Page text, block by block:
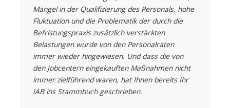
Mängel in der Qualifizierung des Personals, hohe
Fluktuation und die Problematik der durch die
Befristungspraxis zusätzlich verstärkten
Belastungen wurde von den Personalräten
immer wieder hingewiesen. Und dass die von
den Jobcentern eingekauften Maßnahmen nicht
immer zielführend waren, hat Ihnen bereits Ihr
IAB ins Stammbuch geschrieben.